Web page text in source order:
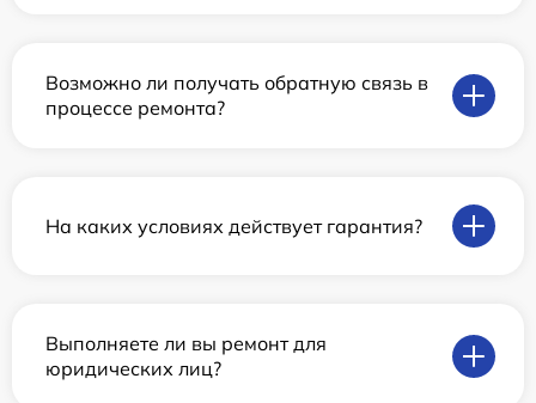
Возможно ли получать обратную связь в
процессе ремонта?
На каких условиях действует гарантия?
Выполняете ли вы ремонт для
юридических лиц?